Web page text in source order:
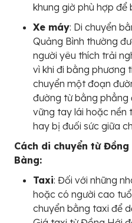
khung giờ phù hợp để
Xe máy: Di chuyển
Quảng Bình thường
người yêu thích trải
vì khi đi bằng phương
chuyển một đoạn
đường từ bằng phẳng
vững tay lái hoặc nền
hay bị đuối sức giữa
Cách di chuyển từ Đồng
Bàng:
Taxi: Đối với những
hoặc có người cao
chuyển bằng taxi để